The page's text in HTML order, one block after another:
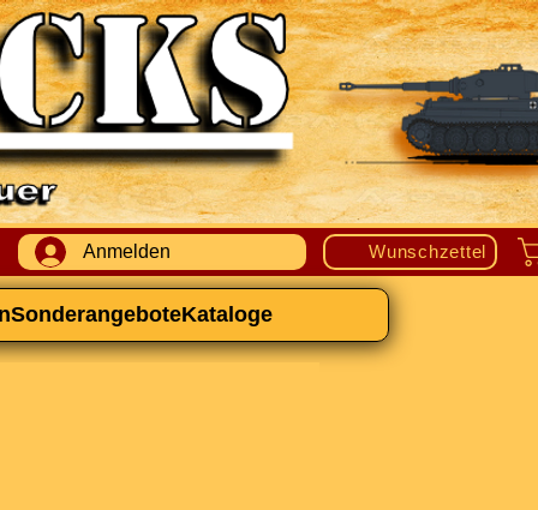
Anmelden Wunschzettel
SonderangeboteKataloge